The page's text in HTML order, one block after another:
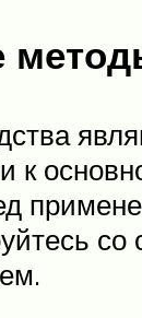
к
со